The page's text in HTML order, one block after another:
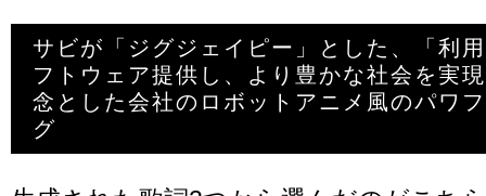
サビが「ジグジェイピー」とした、「利
フトウェア提供し、より豊かな社会を実
念とした会社のロボットアニメ風のパワ